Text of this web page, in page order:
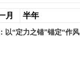
月 半年
以“定力之锚”锚定“作风